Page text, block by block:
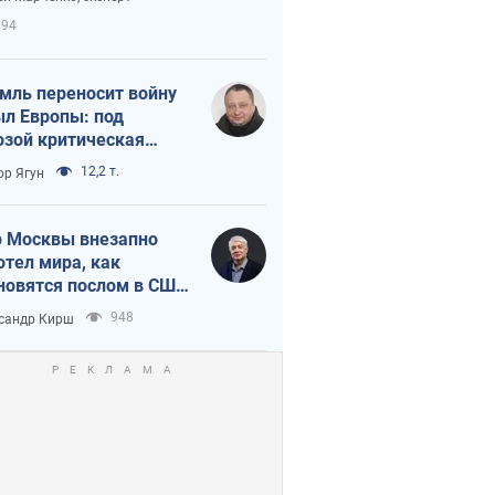
переносит войну
Европы: под
критическая
Ягун 12,2 т.
Москвы внезапно
мира, как
послом в США
украинские топ-
Кирш 948